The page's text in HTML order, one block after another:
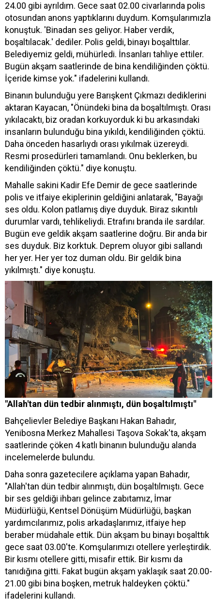
24.00 gibi ayrıldım. Gece saat 02.00 civarlarında polis
otosundan anons yaptıklarını duydum. Komşularımızla
konuştuk. 'Binadan ses geliyor. Haber verdik,
boşaltılacak.' dediler. Polis geldi, binayı boşalttılar.
Belediyemiz geldi, mühürledi. İnsanları tahliye ettiler.
Bugün akşam saatlerinde de bina kendiliğinden çöktü.
İçeride kimse yok." ifadelerini kullandı.
Binanın bulunduğu yere Barışkent Çıkmazı dediklerini
aktaran Kayacan, "Önündeki bina da boşaltılmıştı. Orası
yıkılacaktı, biz oradan korkuyorduk ki bu arkasındaki
insanların bulunduğu bina yıkıldı, kendiliğinden çöktü.
Daha önceden hasarlıydı orası yıkılmak üzereydi.
Resmi prosedürleri tamamlandı. Onu beklerken, bu
kendiliğinden çöktü." diye konuştu.
Mahalle sakini Kadir Efe Demir de gece saatlerinde
polis ve itfaiye ekiplerinin geldiğini anlatarak, "Bayağı
ses oldu. Kolon patlamış diye duyduk. Biraz sıkıntılı
durumlar vardı, tehlikeliydi. Etrafını branda ile sardılar.
Bugün eve geldik akşam saatlerine doğru. Bir anda bir
ses duyduk. Biz korktuk. Deprem oluyor gibi sallandı
her yer. Her yer toz duman oldu. Bir geldik bina
yıkılmıştı." diye konuştu.
"Allah'tan dün tedbir alınmıştı, dün boşaltılmıştı"
Bahçelievler Belediye Başkanı Hakan Bahadır,
Yenibosna Merkez Mahallesi Taşova Sokak'ta, akşam
saatlerinde çöken 4 katlı binanın bulunduğu alanda
incelemelerde bulundu.
Daha sonra gazetecilere açıklama yapan Bahadır,
"Allah'tan dün tedbir alınmıştı, dün boşaltılmıştı. Gece
bir ses geldiği ihbarı gelince zabıtamız, İmar
Müdürlüğü, Kentsel Dönüşüm Müdürlüğü, başkan
yardımcılarımız, polis arkadaşlarımız, itfaiye hep
beraber müdahale ettik. Dün akşam bu binayı boşalttık
gece saat 03.00'te. Komşularımızı otellere yerleştirdik.
Bir kısmı otellere gitti, misafir ettik. Bir kısmı da
tanıdığına gitti. Fakat bugün akşam yaklaşık saat 20.00-
21.00 gibi bina boşken, metruk haldeyken çöktü."
ifadelerini kullandı.